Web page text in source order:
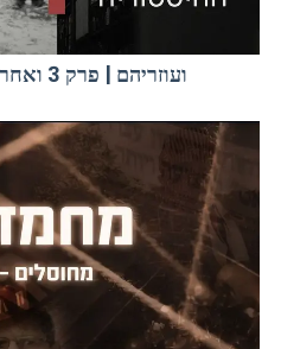
ועוזריהם | פרק 3 ואחרון – בית הדין של ההיסטוריה